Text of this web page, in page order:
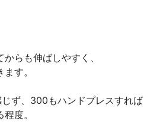
らも伸ばしやすく、
す。
ず、300もハンドプレスすれば
度。